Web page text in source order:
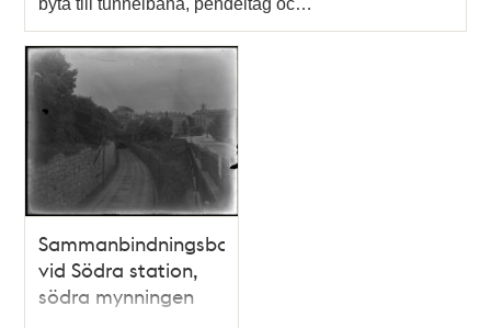
byta till tunnelbana, pendeltåg oc…
Sammanbindningsbanan
vid Södra station,
södra mynningen